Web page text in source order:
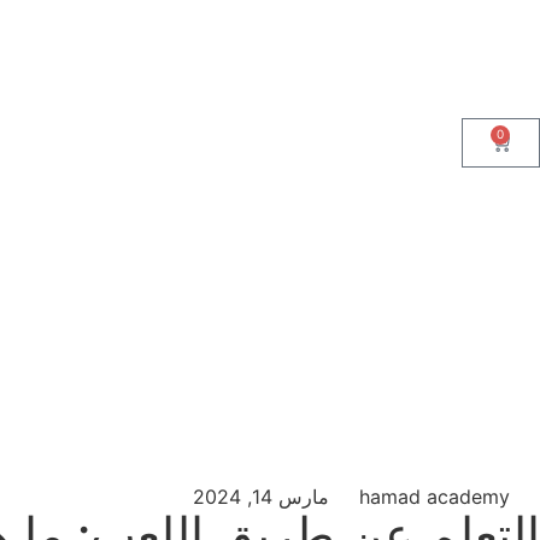
0
hamad academy مارس 14, 2024